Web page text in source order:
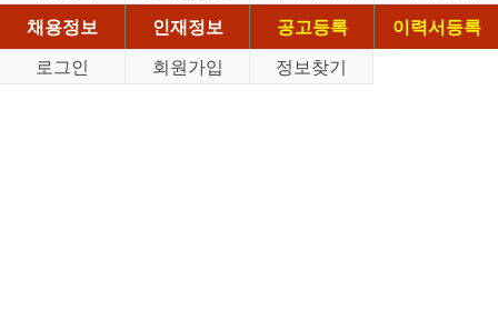
채용정보
인재정보 공고등록
이력서등록
로그인
회원가입 정보찾기